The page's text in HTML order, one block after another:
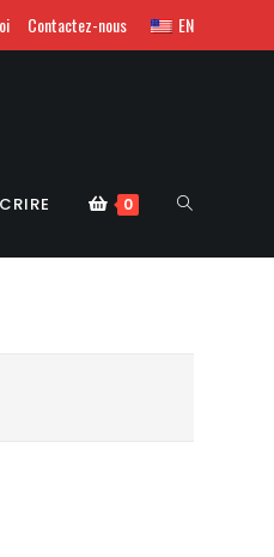
Contactez-nous EN
0